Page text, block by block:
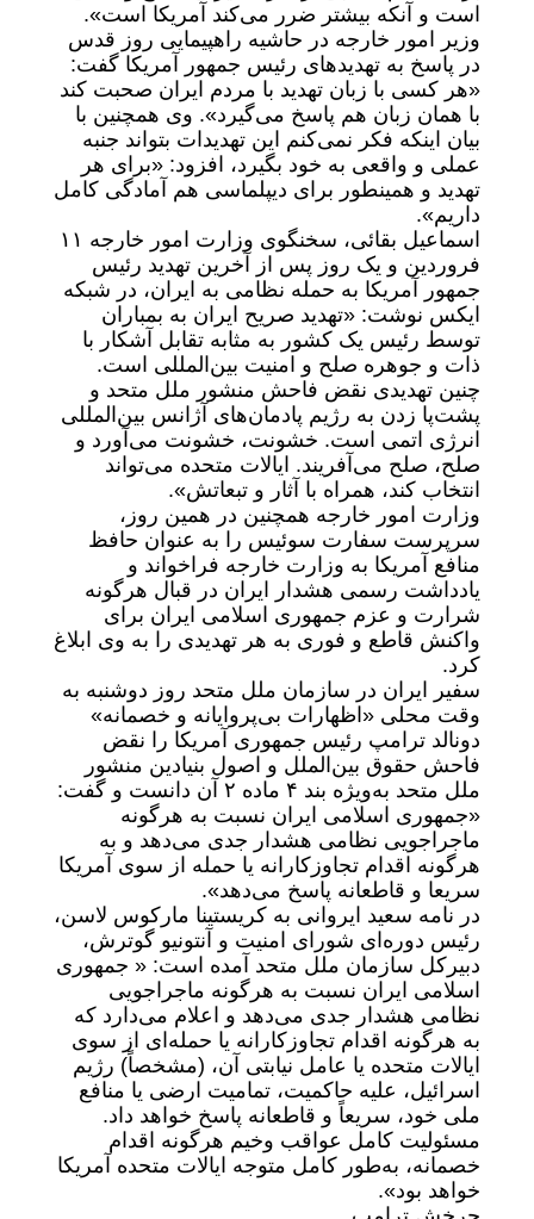
است و آنکه بیشتر ضرر می‌کند آمریکا است».
وزیر امور خارجه در حاشیه راهپیمایی روز قدس
در پاسخ به تهدیدهای رئیس جمهور آمریکا گفت:
«هر کسی با زبان تهدید با مردم ایران صحبت کند
با همان زبان هم پاسخ می‌گیرد». وی همچنین با
بیان اینکه فکر نمی‌کنم این تهدیدات بتواند جنبه
عملی و واقعی به خود بگیرد، افزود: «برای هر
تهدید و همینطور برای دیپلماسی هم آمادگی کامل
داریم».
اسماعیل بقائی، سخنگوی وزارت امور خارجه ۱۱
فروردین و یک روز پس از آخرین تهدید رئیس
جمهور آمریکا به حمله نظامی به ایران، در شبکه
ایکس نوشت: «تهدید صریح ایران به بمباران
توسط رئیس یک کشور به مثابه تقابل آشکار با
ذات و جوهره صلح و امنیت بین‌المللی است.
چنین تهدیدی نقض فاحش منشور ملل متحد و
پشت‌پا زدن به رژیم پادمان‌های آژانس بین‌المللی
انرژی اتمی است. خشونت، خشونت می‌آورد و
صلح، صلح می‌آفریند. ایالات متحده می‌تواند
انتخاب کند، همراه با آثار و تبعاتش».
وزارت امور خارجه همچنین در همین روز،
سرپرست سفارت سوئیس را به عنوان حافظ
منافع آمریکا به وزارت خارجه فراخواند و
یادداشت رسمی هشدار ایران در قبال هرگونه
شرارت و عزم جمهوری اسلامی ایران برای
واکنش قاطع و فوری به هر تهدیدی را به وی ابلاغ
کرد.
سفیر ایران در سازمان ملل متحد روز دوشنبه به
وقت محلی «اظهارات بی‌پروایانه و خصمانه»
دونالد ترامپ رئیس جمهوری آمریکا را نقض
فاحش حقوق بین‌الملل و اصول بنیادین منشور
ملل متحد به‌ویژه بند ۴ ماده ۲ آن دانست و گفت:
«جمهوری اسلامی ایران نسبت به هرگونه
ماجراجویی نظامی هشدار جدی می‌دهد و به
هرگونه اقدام تجاوزکارانه یا حمله از سوی آمریکا
سریعا و قاطعانه پاسخ می‌دهد».
در نامه سعید ایروانی به کریستینا مارکوس لاسن،
رئیس دوره‌ای شورای امنیت و آنتونیو گوترش،
دبیرکل سازمان ملل متحد آمده است: « جمهوری
اسلامی ایران نسبت به هرگونه ماجراجویی
نظامی هشدار جدی می‌دهد و اعلام می‌دارد که
به هرگونه اقدام تجاوزکارانه یا حمله‌ای از سوی
ایالات متحده یا عامل نیابتی آن، (مشخصاً) رژیم
اسرائیل، علیه حاکمیت، تمامیت ارضی یا منافع
ملی خود، سریعاً و قاطعانه پاسخ خواهد داد.
مسئولیت کامل عواقب وخیم هرگونه اقدام
خصمانه، به‌طور کامل متوجه ایالات متحده آمریکا
خواهد بود».